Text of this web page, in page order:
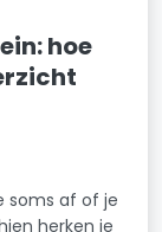
hoe
soms af of je
herken je